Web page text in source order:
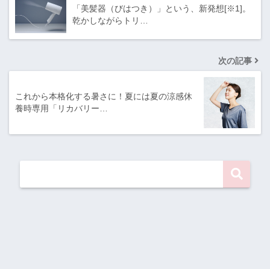
「美髪器（びはつき）」という、新発想[※1]。
乾かしながらトリ…
次の記事
これから本格化する暑さに！夏には夏の涼感休
養時専用「リカバリー…